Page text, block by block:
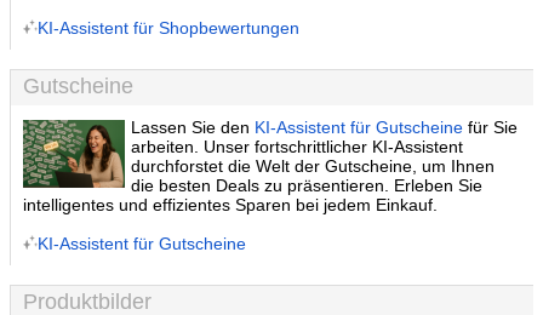
KI-Assistent für Shopbewertungen
Gutscheine
Lassen Sie den KI-Assistent für Gutscheine für Sie
arbeiten. Unser fortschrittlicher KI-Assistent
durchforstet die Welt der Gutscheine, um Ihnen
die besten Deals zu präsentieren. Erleben Sie
intelligentes und effizientes Sparen bei jedem Einkauf.
KI-Assistent für Gutscheine
Produktbilder